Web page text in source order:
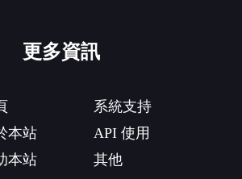
更多資訊
本站
本站
系統支持
API 使用
其他